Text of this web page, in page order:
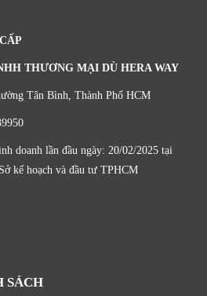
THƯƠNG MẠI DÙ HERA WAY
Tân Bình, Thành Phố HCM
doanh lần đầu ngày: 20/02/2025 tại
kế hoạch và đầu tư TPHCM
SÁCH